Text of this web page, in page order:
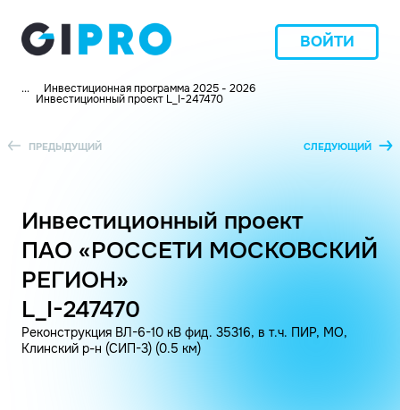
ВОЙТИ
... Инвестиционная программа 2025 - 2026
Инвестиционный проект L_I-247470
ПРЕДЫДУЩИЙ СЛЕДУЮЩИЙ
Инвестиционный проект
ПАО «РОССЕТИ МОСКОВСКИЙ
РЕГИОН»
L_I-247470
Реконструкция ВЛ-6-10 кВ фид. 35316, в т.ч. ПИР, МО,
Клинский р-н (СИП-3) (0.5 км)